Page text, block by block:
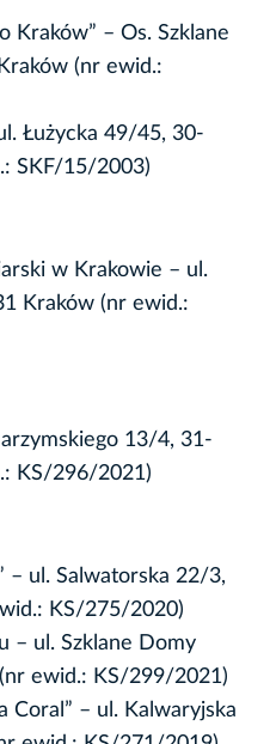
Kraków” – Os. Szklane
(nr ewid.:
Łużycka 49/45, 30-
SKF/15/2003)
w Krakowie – ul.
Kraków (nr ewid.:
13/4, 31-
KS/296/2021)
– ul. Salwatorska 22/3,
KS/275/2020)
– ul. Szklane Domy
ewid.: KS/299/2021)
Coral” – ul. Kalwaryjska